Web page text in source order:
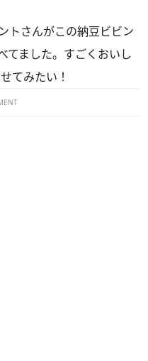
トさんがこの納豆ビビン
てました。すごくおいし
てみたい！